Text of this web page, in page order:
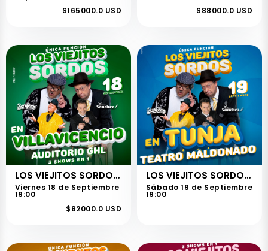
$165000.0 USD
$88000.0 USD
LOS VIEJITOS SORDOS - VILLAVICENCIO
Viernes 18 de Septiembre
19:00
$82000.0 USD
LOS VIEJITOS SORDOS - TUNJA
Sábado 19 de Septiembre
19:00